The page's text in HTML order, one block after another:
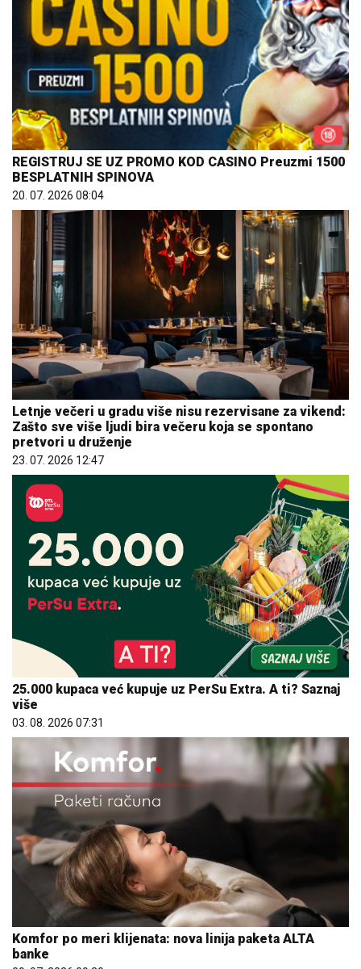
REGISTRUJ SE UZ PROMO KOD CASINO Preuzmi 1500
BESPLATNIH SPINOVA
20. 07. 2026 08:04
Letnje večeri u gradu više nisu rezervisane za vikend:
Zašto sve više ljudi bira večeru koja se spontano
pretvori u druženje
23. 07. 2026 12:47
25.000 kupaca već kupuje uz PerSu Extra. A ti? Saznaj
više
03. 08. 2026 07:31
Komfor po meri klijenata: nova linija paketa ALTA
banke